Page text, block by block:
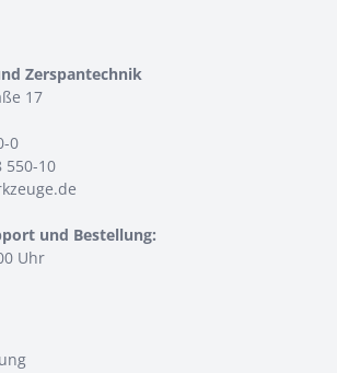
Zerspantechnik
17
0
550-10
und Bestellung:
Uhr